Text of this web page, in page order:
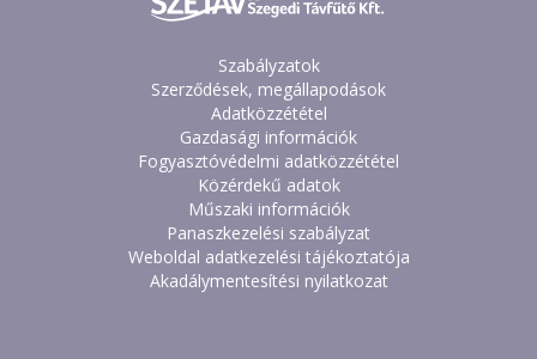
Szabályzatok
Szerződések, megállapodások
Adatközzététel
Gazdasági információk
Fogyasztóvédelmi adatközzététel
Közérdekű adatok
Műszaki információk
Panaszkezelési szabályzat
Weboldal adatkezelési tájékoztatója
Akadálymentesítési nyilatkozat